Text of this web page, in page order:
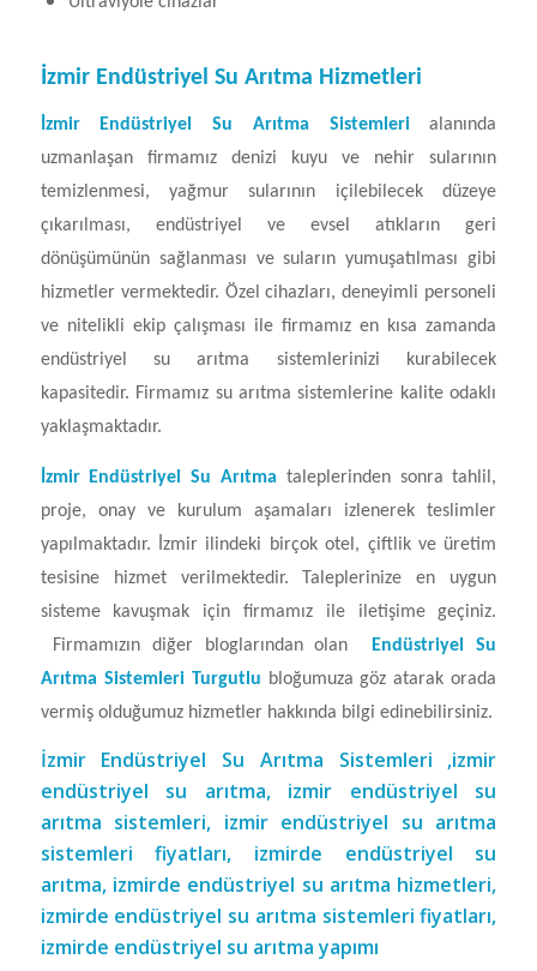
İzmir Endüstriyel Su Arıtma Hizmetleri
İzmir Endüstriyel Su Arıtma Sistemlerialanında
uzmanlaşan firmamız denizi kuyu ve nehir sularının
temizlenmesi, yağmur sularının içilebilecek düzeye
çıkarılması, endüstriyel ve evsel atıkların geri
dönüşümünün sağlanması ve suların yumuşatılması gibi
hizmetler vermektedir. Özel cihazları, deneyimli personeli
ve nitelikli ekip çalışması ile firmamız en kısa zamanda
endüstriyel su arıtma sistemlerinizi kurabilecek
kapasitedir. Firmamız su arıtma sistemlerine kalite odaklı
yaklaşmaktadır.
İzmir Endüstriyel Su Arıtma taleplerinden sonra tahlil,
proje, onay ve kurulum aşamaları izlenerek teslimler
yapılmaktadır. İzmir ilindeki birçok otel, çiftlik ve üretim
tesisine hizmet verilmektedir. Taleplerinize en uygun
sisteme kavuşmak için firmamız ile iletişime geçiniz.
Firmamızın diğer bloglarından olan
Endüstriyel Su
Arıtma Sistemleri Turgutlu bloğumuza göz atarak orada
vermiş olduğumuz hizmetler hakkında bilgi edinebilirsiniz.
İzmir Endüstriyel Su Arıtma Sistemleri ,izmir
endüstriyel su arıtma, izmir endüstriyel su
arıtma sistemleri, izmir endüstriyel su arıtma
sistemleri fiyatları, izmirde endüstriyel su
arıtma, izmirde endüstriyel su arıtma hizmetleri,
izmirde endüstriyel su arıtma sistemleri fiyatları,
izmirde endüstriyel su arıtma yapımı